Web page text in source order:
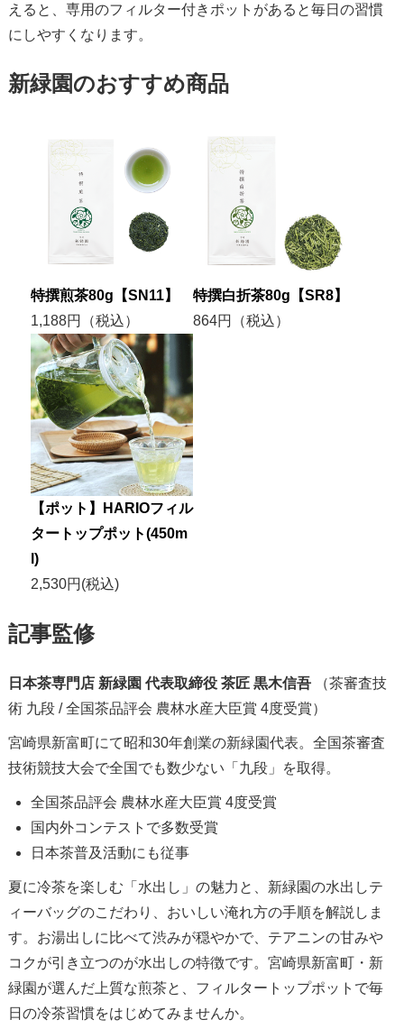
えると、専用のフィルター付きポットがあると毎日の習慣
にしやすくなります。
新緑園のおすすめ商品
特撰煎茶80g【SN11】
1,188円（税込）
特撰白折茶80g【SR8】
864円（税込）
【ポット】HARIOフィル
タートップポット(450m
l)
2,530円(税込)
記事監修
日本茶専門店 新緑園 代表取締役 茶匠 黒木信吾（茶審査技
術 九段 / 全国茶品評会 農林水産大臣賞 4度受賞）
宮崎県新富町にて昭和30年創業の新緑園代表。全国茶審査
技術競技大会で全国でも数少ない「九段」を取得。
全国茶品評会 農林水産大臣賞 4度受賞
国内外コンテストで多数受賞
日本茶普及活動にも従事
夏に冷茶を楽しむ「水出し」の魅力と、新緑園の水出しテ
ィーバッグのこだわり、おいしい淹れ方の手順を解説しま
す。お湯出しに比べて渋みが穏やかで、テアニンの甘みや
コクが引き立つのが水出しの特徴です。宮崎県新富町・新
緑園が選んだ上質な煎茶と、フィルタートップポットで毎
日の冷茶習慣をはじめてみませんか。